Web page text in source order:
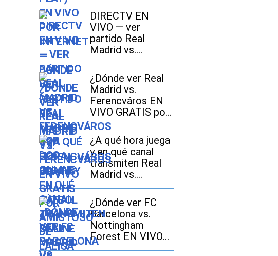
Madrid vs.
Ferencváros
GRATIS en Fútbol
TV y Online
DIRECTV EN
VIVO — ver
partido Real
Madrid vs.
Ferencváros por
DGO Online
¿Dónde ver Real
Madrid vs.
Ferencváros EN
VIVO GRATIS por
amistoso de
LaLiga 2026?
¿A qué hora juega
y en qué canal
transmiten Real
Madrid vs.
Ferencváros EN
VIVO por
amistoso 2026 en
México, Estados
Unidos y España?
¿Dónde ver FC
Barcelona vs.
Nottingham
Forest EN VIVO
EN DIRECTO por